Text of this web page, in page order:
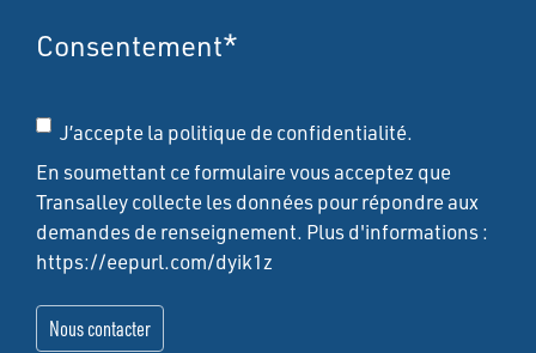
Consentement*
J’accepte la politique de confidentialité.
En soumettant ce formulaire vous acceptez que
Transalley collecte les données pour répondre aux
demandes de renseignement. Plus d'informations :
https://eepurl.com/dyik1z